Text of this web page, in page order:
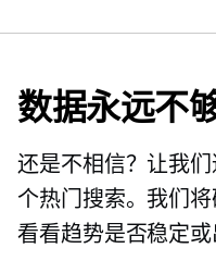
数据永远不
还是不相信？让我
个热门搜索。我们将
看看趋势是否稳定或